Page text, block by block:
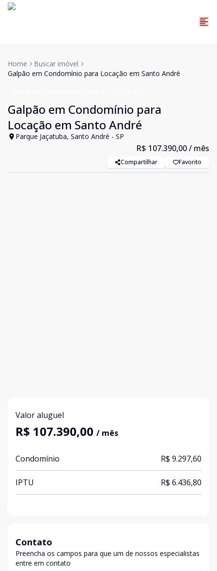
Home
Buscar imóvel
Galpão em Condomínio para Locação em Santo André
Galpão em Condomínio para
Locação em Santo André
Parque Jaçatuba, Santo André - SP
R$ 107.390,00/ mês
Compartilhar Favorito
Valor aluguel
R$ 107.390,00 / mês
Condomínio R$ 9.297,60
IPTU R$ 6.436,80
Contato
Preencha os campos para que um de nossos especialistas
entre em contato